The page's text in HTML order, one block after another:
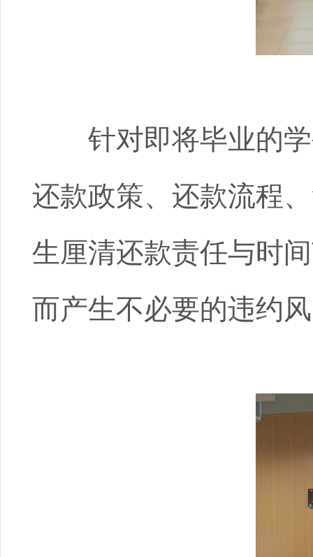
针对即将毕业的
还款政策、还款流程
生厘清还款责任与时
而产生不必要的违约